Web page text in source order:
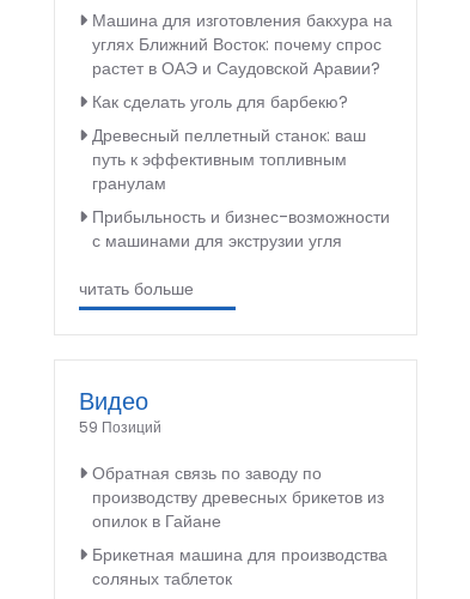
Машина для изготовления бакхура на
углях Ближний Восток: почему спрос
растет в ОАЭ и Саудовской Аравии?
Как сделать уголь для барбекю?
Древесный пеллетный станок: ваш
путь к эффективным топливным
гранулам
Прибыльность и бизнес-возможности
с машинами для экструзии угля
читать больше
Видео
59 Позиций
Обратная связь по заводу по
производству древесных брикетов из
опилок в Гайане
Брикетная машина для производства
соляных таблеток